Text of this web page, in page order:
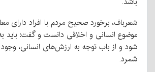
شعرباف، برخورد صحیح مردم با افراد دارای
موضوع انسانی و اخلاقی دانست و گفت: باید
شود و از باب توجه به ارزش‌های انسانی،
شمرد.